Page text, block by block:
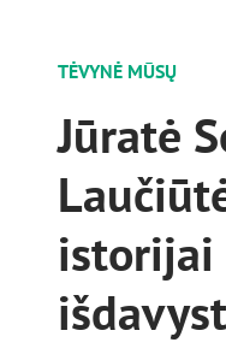
TĖVYNĖ MŪSŲ
Jūratė
istorijai